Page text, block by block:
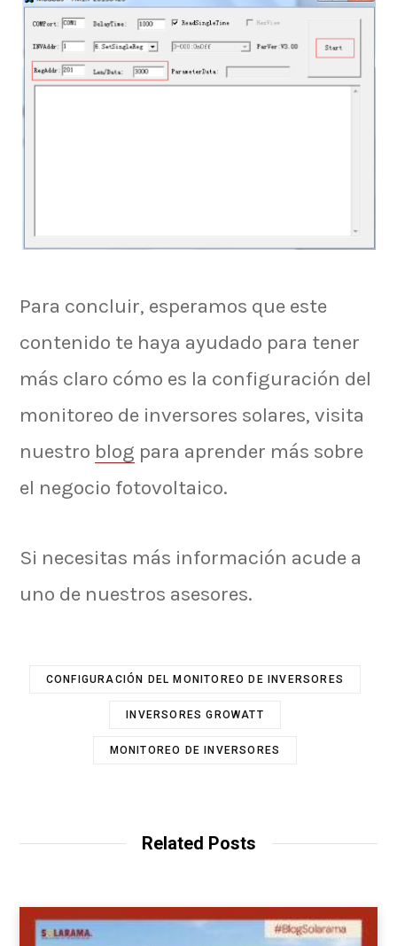
Para concluir, esperamos que este
contenido te haya ayudado para tener
más claro cómo es la configuración del
monitoreo de inversores solares, visita
nuestro blog para aprender más sobre
el negocio fotovoltaico.
Si necesitas más información acude a
uno de nuestros asesores.
CONFIGURACIÓN DEL MONITOREO DE INVERSORES
INVERSORES GROWATT
MONITOREO DE INVERSORES
Related Posts